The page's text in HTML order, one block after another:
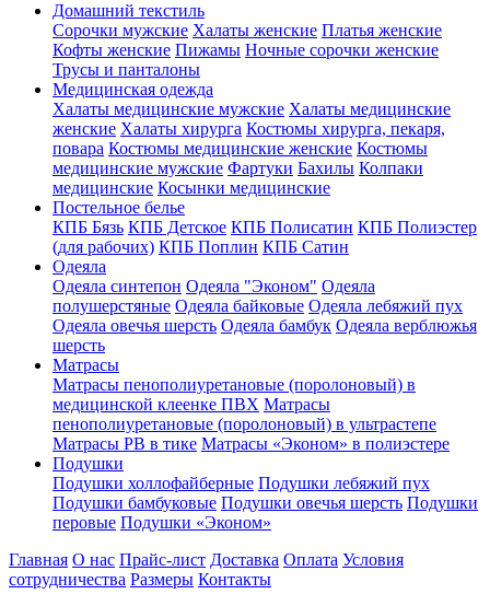
Домашний текстиль
Сорочки мужские Халаты женские Платья женские
Кофты женские Пижамы Ночные сорочки женские
Трусы и панталоны
Медицинская одежда
Халаты медицинские мужские Халаты медицинские
женские Халаты хирурга Костюмы хирурга, пекаря,
повара Костюмы медицинские женские Костюмы
медицинские мужские Фартуки Бахилы Колпаки
медицинские Косынки медицинские
Постельное белье
КПБ Бязь КПБ Детское КПБ Полисатин КПБ Полиэстер
(для рабочих) КПБ Поплин КПБ Сатин
Одеяла
Одеяла синтепон Одеяла "Эконом" Одеяла
полушерстяные Одеяла байковые Одеяла лебяжий пух
Одеяла овечья шерсть Одеяла бамбук Одеяла верблюжья
шерсть
Матрасы
Матрасы пенополиуретановые (поролоновый) в
медицинской клеенке ПВХ Матрасы
пенополиуретановые (поролоновый) в ультрастепе
Матрасы РВ в тике Матрасы «Эконом» в полиэстере
Подушки
Подушки холлофайберные Подушки лебяжий пух
Подушки бамбуковые Подушки овечья шерсть Подушки
перовые Подушки «Эконом»
Главная О нас Прайс-лист Доставка Оплата Условия
сотрудничества Размеры Контакты